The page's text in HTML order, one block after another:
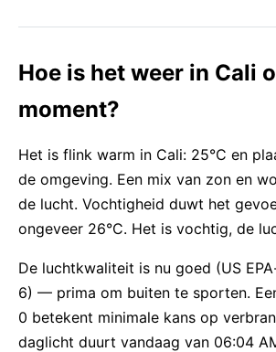
Hoe is het weer in Cali
moment?
Het is flink warm in Cali: 25°C en
de omgeving. Een mix van zon en
de lucht. Vochtigheid duwt het
ongeveer 26°C. Het is vochtig, de
De luchtkwaliteit is nu goed (US
6) — prima om buiten te sporten.
0 betekent minimale kans op
daglicht duurt vandaag van 06:04